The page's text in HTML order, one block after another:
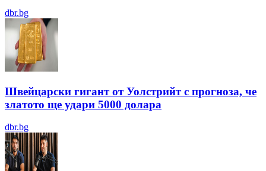
dbr.bg
Швейцарски гигант от Уолстрийт с прогноза, че
златото ще удари 5000 долара
dbr.bg